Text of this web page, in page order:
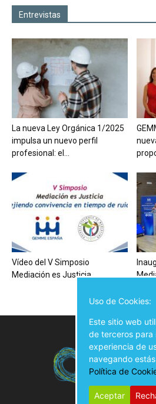
Entrevistas
La nueva Ley Orgánica 1/2025
impulsa un nuevo perfil
profesional: el...
Vídeo del V Simposio
Mediación es Justicia
Uso de Cookies:
Este sitio web
de terceros para
experiencia de
navegando
Política de
Aceptar